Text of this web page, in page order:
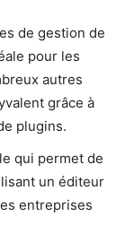
de gestion de
pour les
autres
grâce à
plugins.
qui permet de
un éditeur
entreprises